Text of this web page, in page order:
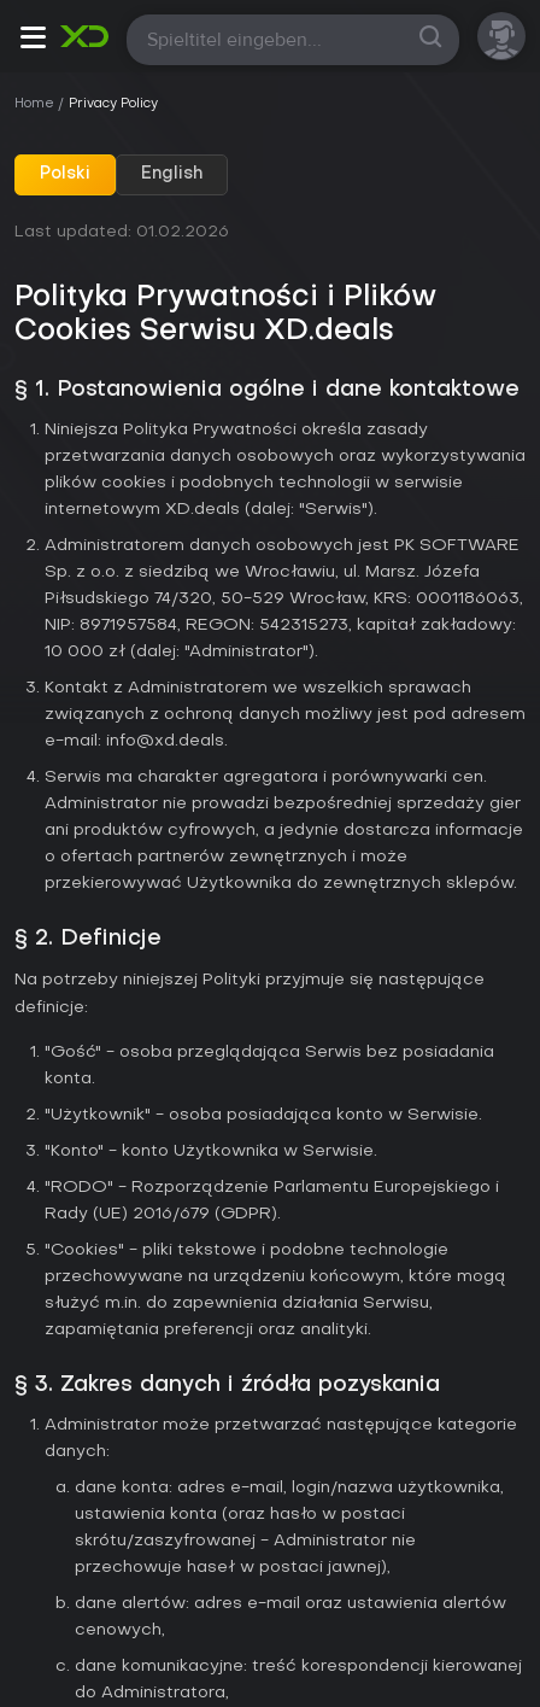
Alle
Home Privacy Policy
Polski English
Last updated: 01.02.2026
Polityka Prywatności i Plików
Cookies Serwisu XD.deals
§ 1. Postanowienia ogólne i dane kontaktowe
Niniejsza Polityka Prywatności określa zasady
przetwarzania danych osobowych oraz wykorzystywania
plików cookies i podobnych technologii w serwisie
internetowym XD.deals (dalej: "Serwis").
Administratorem danych osobowych jest PK SOFTWARE
Sp. z o.o. z siedzibą we Wrocławiu, ul. Marsz. Józefa
Piłsudskiego 74/320, 50-529 Wrocław, KRS: 0001186063,
NIP: 8971957584, REGON: 542315273, kapitał zakładowy:
10 000 zł (dalej: "Administrator").
Kontakt z Administratorem we wszelkich sprawach
związanych z ochroną danych możliwy jest pod adresem
e-mail: info@xd.deals.
Serwis ma charakter agregatora i porównywarki cen.
Administrator nie prowadzi bezpośredniej sprzedaży gier
ani produktów cyfrowych, a jedynie dostarcza informacje
o ofertach partnerów zewnętrznych i może
przekierowywać Użytkownika do zewnętrznych sklepów.
§ 2. Definicje
Na potrzeby niniejszej Polityki przyjmuje się następujące
definicje:
"Gość" - osoba przeglądająca Serwis bez posiadania
konta.
"Użytkownik" - osoba posiadająca konto w Serwisie.
"Konto" - konto Użytkownika w Serwisie.
"RODO" - Rozporządzenie Parlamentu Europejskiego i
Rady (UE) 2016/679 (GDPR).
"Cookies" - pliki tekstowe i podobne technologie
przechowywane na urządzeniu końcowym, które mogą
służyć m.in. do zapewnienia działania Serwisu,
zapamiętania preferencji oraz analityki.
§ 3. Zakres danych i źródła pozyskania
Administrator może przetwarzać następujące kategorie
danych:
dane konta: adres e-mail, login/nazwa użytkownika,
ustawienia konta (oraz hasło w postaci
skrótu/zaszyfrowanej - Administrator nie
przechowuje haseł w postaci jawnej),
dane alertów: adres e-mail oraz ustawienia alertów
cenowych,
dane komunikacyjne: treść korespondencji kierowanej
do Administratora,